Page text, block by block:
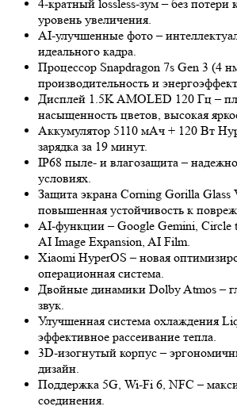
4-кратный lossless-зум – без потери
уровень увеличения.
AI-улучшенные фото –
идеального кадра.
Процессор Snapdragon 7s Gen 3 (4
производительность и
Дисплей 1.5K AMOLED 120 Гц –
насыщенность цветов, высокая
Аккумулятор 5110 мАч + 120 Вт
зарядка за 19 минут.
IP68 пыле- и влагозащита –
условиях.
Защита экрана Corning Gorilla Glass
повышенная устойчивость к
AI-функции – Google Gemini, Circle
AI Image Expansion, AI Film.
Xiaomi HyperOS – новая
операционная система.
Двойные динамики Dolby Atmos –
звук.
Улучшенная система охлаждения
эффективное рассеивание тепла.
3D-изогнутый корпус –
дизайн.
Поддержка 5G, Wi-Fi 6, NFC –
соединения.